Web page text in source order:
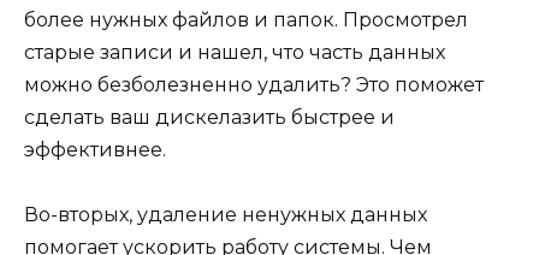
более нужных файлов и папок. Просмотрел
старые записи и нашел, что часть данных
можно безболезненно удалить? Это поможет
сделать ваш дискелазить быстрее и
эффективнее.
Во-вторых, удаление ненужных данных
помогает ускорить работу системы. Чем